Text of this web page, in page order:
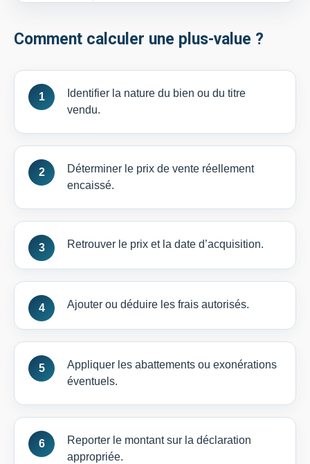
Comment calculer une plus-value ?
Identifier la nature du bien ou du titre
vendu.
Déterminer le prix de vente réellement
encaissé.
Retrouver le prix et la date d’acquisition.
Ajouter ou déduire les frais autorisés.
Appliquer les abattements ou exonérations
éventuels.
Reporter le montant sur la déclaration
appropriée.